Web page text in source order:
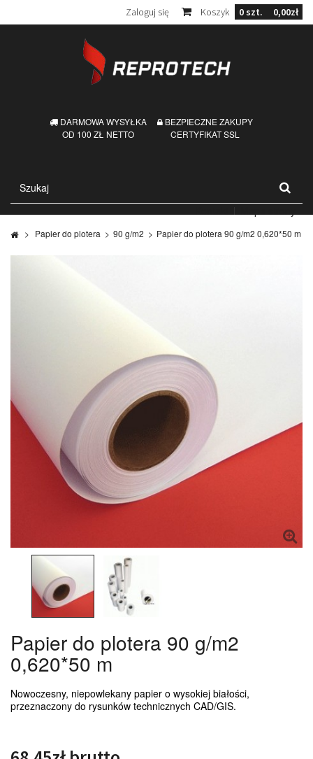
Koszyk 0 szt. 0,00zł
Zaloguj się
DARMOWA WYSYŁKA
OD 100 ZŁ NETTO
BEZPIECZNE ZAKUPY
CERTYFIKAT SSL
> Papier do plotera > 90 g/m2 > Papier do plotera 90 g/m2 0,620*50 m
Papier do plotera 90 g/m2
0,620*50 m
Nowoczesny, niepowlekany papier o wysokiej białości,
przeznaczony do rysunków technicznych CAD/GIS.